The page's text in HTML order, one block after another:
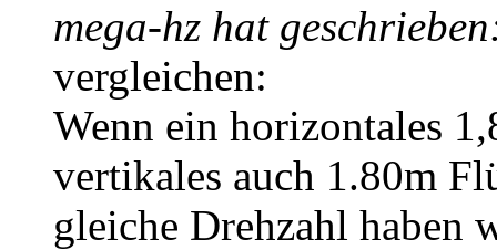
mega-hz hat
vergleichen:
Wenn ein horizontales
vertikales auch 1.80m
gleiche Drehzahl haben